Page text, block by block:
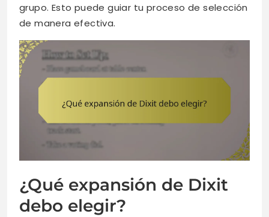
grupo. Esto puede guiar tu proceso de selección
de manera efectiva.
¿Qué expansión de Dixit
debo elegir?